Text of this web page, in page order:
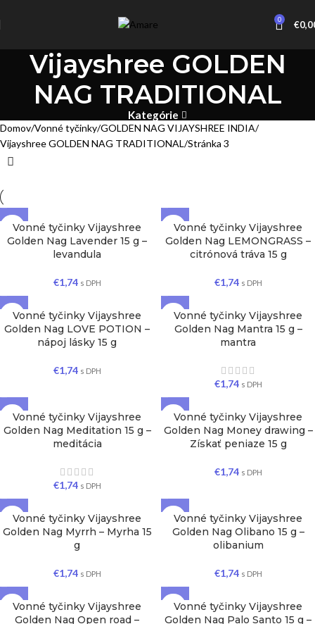
0 €
Vijayshree GOLDEN
NAG TRADITIONAL
Kategórie
Domov Vonné tyčinky GOLDEN NAG VIJAYSHREE INDIA
Vijayshree GOLDEN NAG TRADITIONAL Stránka 3
Vonné tyčinky Vijayshree
Golden Nag Lavender 15 g –
levandula
€1,74 s DPH
Vonné tyčinky Vijayshree
Golden Nag LEMONGRASS –
citrónová tráva 15 g
€1,74 s DPH
Vonné tyčinky Vijayshree
Golden Nag LOVE POTION –
nápoj lásky 15 g
€1,74 s DPH
Vonné tyčinky Vijayshree
Golden Nag Mantra 15 g –
mantra
€1,74 s DPH
Vonné tyčinky Vijayshree
Golden Nag Meditation 15 g –
meditácia
€1,74 s DPH
Vonné tyčinky Vijayshree
Golden Nag Money drawing –
Získať peniaze 15 g
€1,74 s DPH
Vonné tyčinky Vijayshree
Golden Nag Myrrh – Myrha 15
g
€1,74 s DPH
Vonné tyčinky Vijayshree
Golden Nag Olibano 15 g –
olibanium
€1,74 s DPH
Vonné tyčinky Vijayshree
Golden Nag Open road –
Vonné tyčinky Vijayshree
Golden Nag Palo Santo 15 g –